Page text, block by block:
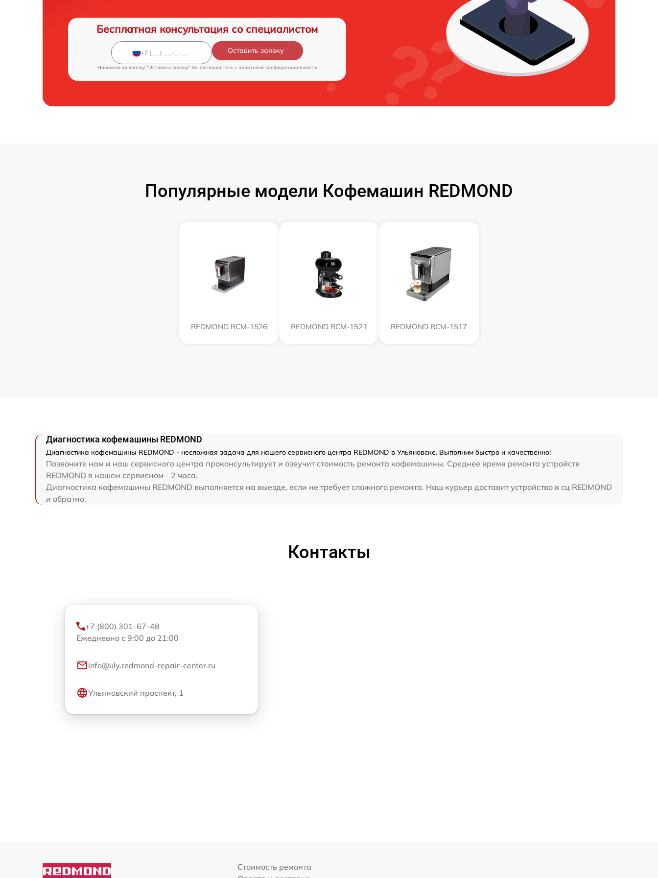
Бесплатная консультация со специалистом
Оставить заявку
Нажимая на кнопку "Оставить заявку" Вы соглашаетесь c политикой конфиденциальности
Популярные модели Кофемашин REDMOND
REDMOND RCM-1526 REDMOND RCM-1521 REDMOND RCM-1517
Диагностика кофемашины REDMOND
Диагностика кофемашины REDMOND - несложная задача для нашего сервисного центра REDMOND в Ульяновске. Выполним быстро и качественно!
Позвоните нам и наш сервисного центра проконсультирует и озвучит стоимость ремонта кофемашины. Среднее время ремонта устройств
REDMOND в нашем сервисном - 2 часа.
Диагностика кофемашины REDMOND выполняется на выезде, если не требует сложного ремонта. Наш курьер доставит устройство в сц REDMOND
и обратно.
Контакты
+7 (800) 301-67-48
Ежедневно с 9:00 до 21:00
info@uly.redmond-repair-center.ru
Ульяновский проспект, 1
Стоимость ремонта